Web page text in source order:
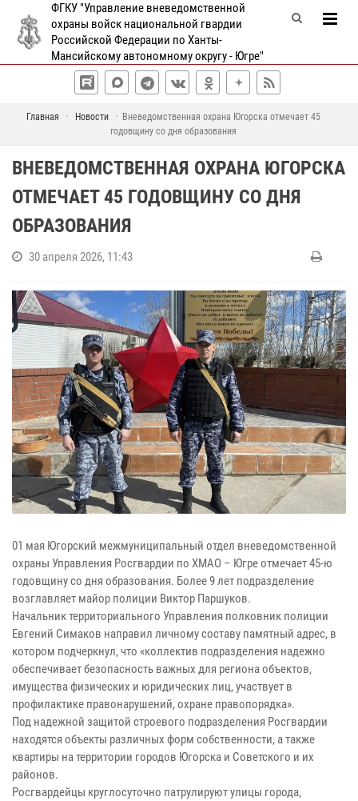
ФГКУ "Управление вневедомственной
охраны войск национальной гвардии
Российской Федерации по Ханты-
Мансийскому автономному округу - Югре"
Главная Новости
Вневедомственная охрана Югорска отмечает 45
годовщину со дня образования
ВНЕВЕДОМСТВЕННАЯ ОХРАНА ЮГОРСКА
ОТМЕЧАЕТ 45 ГОДОВЩИНУ СО ДНЯ
ОБРАЗОВАНИЯ
30 апреля 2026, 11:43
01 мая Югорский межмуниципальный отдел вневедомственной
охраны Управления Росгвардии по ХМАО – Югре отмечает 45-ю
годовщину со дня образования. Более 9 лет подразделение
возглавляет майор полиции Виктор Паршуков.
Начальник территориального Управления полковник полиции
Евгений Симаков направил личному составу памятный адрес, в
котором подчеркнул, что «коллектив подразделения надежно
обеспечивает безопасность важных для региона объектов,
имущества физических и юридических лиц, участвует в
профилактике правонарушений, охране правопорядка».
Под надежной защитой строевого подразделения Росгвардии
находятся объекты различных форм собственности, а также
квартиры на территории городов Югорска и Советского и их
районов.
Росгвардейцы круглосуточно патрулируют улицы города,